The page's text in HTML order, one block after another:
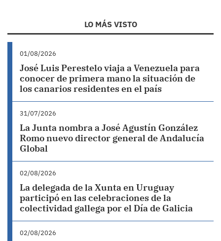
LO MÁS VISTO
01/08/2026
José Luis Perestelo viaja a Venezuela para
conocer de primera mano la situación de
los canarios residentes en el país
31/07/2026
La Junta nombra a José Agustín González
Romo nuevo director general de Andalucía
Global
02/08/2026
La delegada de la Xunta en Uruguay
participó en las celebraciones de la
colectividad gallega por el Día de Galicia
02/08/2026